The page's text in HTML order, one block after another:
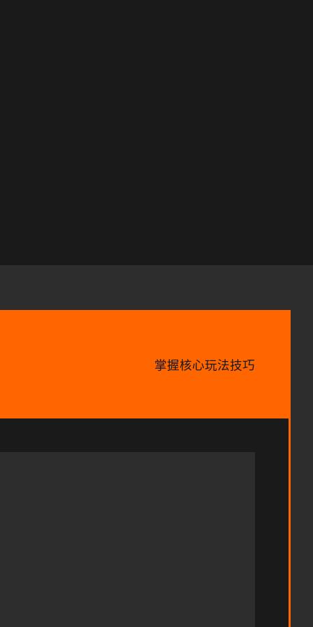
掌握核心玩法技巧